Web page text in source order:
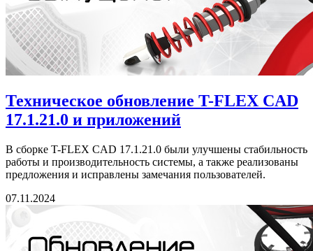
Техническое обновление T-FLEX CAD
17.1.21.0 и приложений
В сборке T-FLEX CAD 17.1.21.0 были улучшены стабильность
работы и производительность системы, а также реализованы
предложения и исправлены замечания пользователей.
07.11.2024